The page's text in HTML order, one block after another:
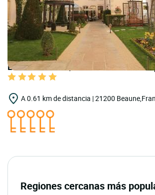
LOGIS HOTELS | Teritoria Hôtel le
A 0.61 km de distancia | 21200
Regiones cercanas más